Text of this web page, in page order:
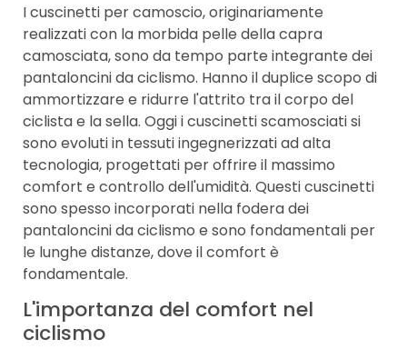
I cuscinetti per camoscio, originariamente
realizzati con la morbida pelle della capra
camosciata, sono da tempo parte integrante dei
pantaloncini da ciclismo. Hanno il duplice scopo di
ammortizzare e ridurre l'attrito tra il corpo del
ciclista e la sella. Oggi i cuscinetti scamosciati si
sono evoluti in tessuti ingegnerizzati ad alta
tecnologia, progettati per offrire il massimo
comfort e controllo dell'umidità. Questi cuscinetti
sono spesso incorporati nella fodera dei
pantaloncini da ciclismo e sono fondamentali per
le lunghe distanze, dove il comfort è
fondamentale.
L'importanza del comfort nel
ciclismo